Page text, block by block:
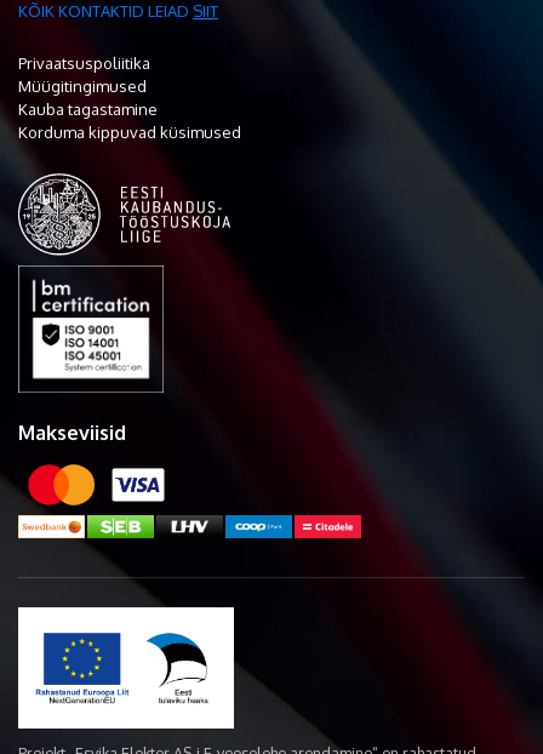
KÕIK KONTAKTID LEIAD SIIT
Privaatsuspoliitika
Müügitingimused
Kauba tagastamine
Korduma kippuvad küsimused
Makseviisid